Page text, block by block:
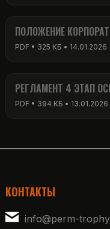
ПОЛОЖЕНИЕ
РЕГЛАМЕНТ 4 ЭТАП
КОНТАКТЫ